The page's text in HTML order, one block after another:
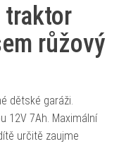
traktor
růžový
dětské garáži.
12V 7Ah. Maximální
určitě zaujme